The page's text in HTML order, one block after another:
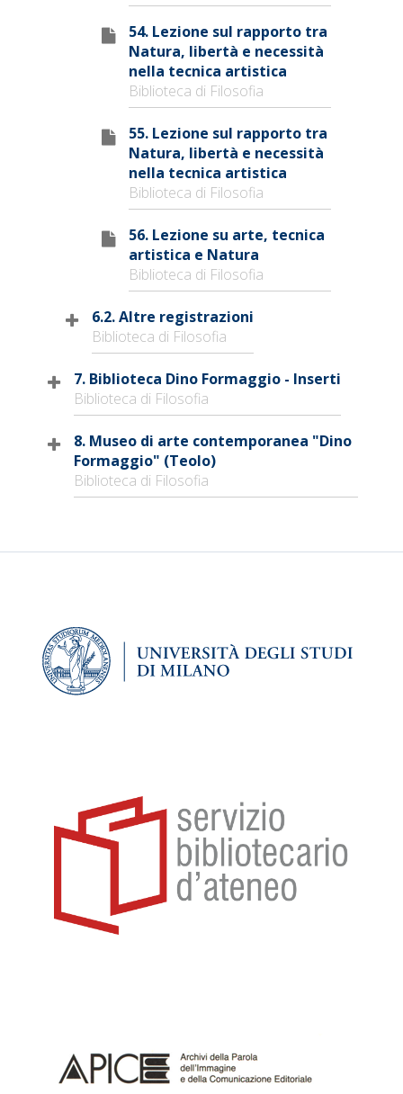
54. Lezione sul rapporto tra
Natura, libertà e necessità
nella tecnica artistica
Biblioteca di Filosofia
55. Lezione sul rapporto tra
Natura, libertà e necessità
nella tecnica artistica
Biblioteca di Filosofia
56. Lezione su arte, tecnica
artistica e Natura
Biblioteca di Filosofia
6.2. Altre registrazioni
Biblioteca di Filosofia
7. Biblioteca Dino Formaggio - Inserti
Biblioteca di Filosofia
8. Museo di arte contemporanea "Dino
Formaggio" (Teolo)
Biblioteca di Filosofia